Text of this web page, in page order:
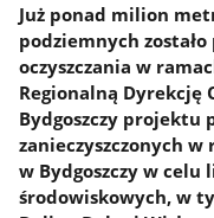
Już ponad milion
podziemnych
oczyszczania w
Regionalną Dyrekcję
Bydgoszczy projektu
zanieczyszczonych w
w Bydgoszczy w
środowiskowych, w